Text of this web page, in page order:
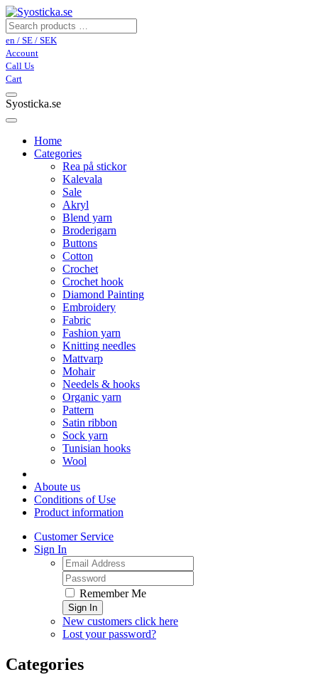
en / SE / SEK
Account
Call Us
Cart
Syosticka.se
Home
Categories
Rea på stickor
Kalevala
Sale
Akryl
Blend yarn
Broderigarn
Buttons
Cotton
Crochet
Crochet hook
Diamond Painting
Embroidery
Fabric
Fashion yarn
Knitting needles
Mattvarp
Mohair
Needels & hooks
Organic yarn
Pattern
Satin ribbon
Sock yarn
Tunisian hooks
Wool
Aboute us
Conditions of Use
Product information
Customer Service
Sign In
Remember Me
Sign In
New customers click here
Lost your password?
Categories